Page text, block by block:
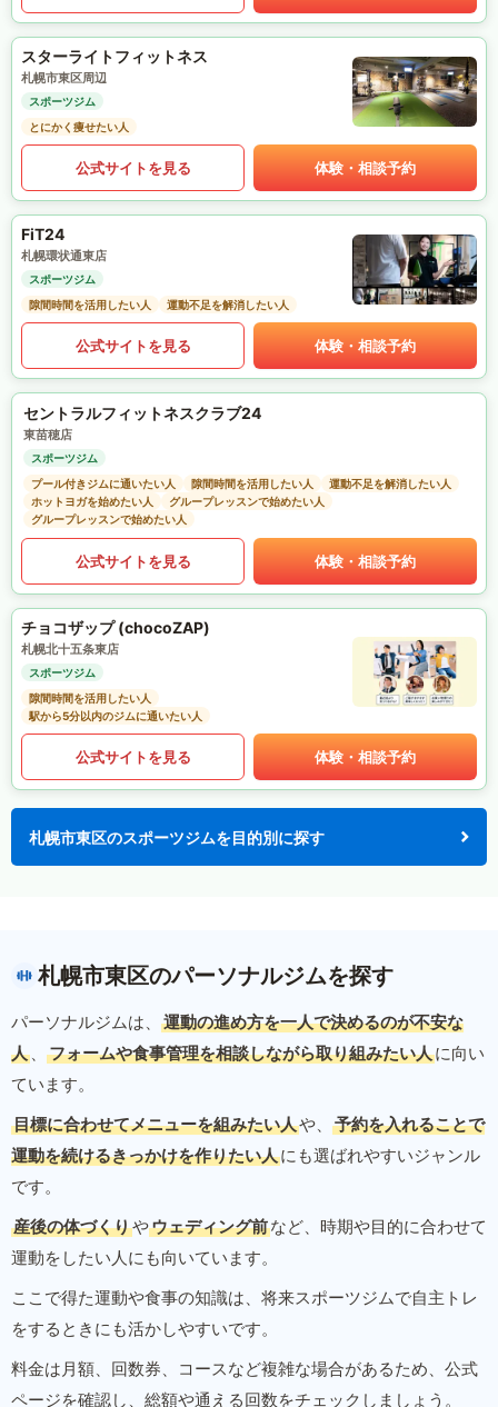
スターライトフィットネス
札幌市東区周辺
スポーツジム
とにかく痩せたい人
公式サイトを見る 体験・相談予約
FiT24
札幌環状通東店
スポーツジム
隙間時間を活用したい人
運動不足を解消したい人
公式サイトを見る 体験・相談予約
セントラルフィットネスクラブ24
東苗穂店
スポーツジム
プール付きジムに通いたい人
隙間時間を活用したい人
運動不足を解消したい人
ホットヨガを始めたい人
グループレッスンで始めたい人
グループレッスンで始めたい人
公式サイトを見る 体験・相談予約
チョコザップ (chocoZAP)
札幌北十五条東店
スポーツジム
隙間時間を活用したい人
駅から5分以内のジムに通いたい人
公式サイトを見る 体験・相談予約
札幌市東区のスポーツジムを目的別に探す
札幌市東区のパーソナルジムを探す
パーソナルジムは、
運動の進め方を一人で決めるのが不安な
人 、 フォームや食事管理を相談しながら取り組みたい人に向い
ています。
目標に合わせてメニューを組みたい人や、
予約を入れることで
運動を続けるきっかけを作りたい人にも選ばれやすいジャンル
です。
産後の体づくりやウェディング前など、時期や目的に合わせて
運動をしたい人にも向いています。
ここで得た運動や食事の知識は、将来スポーツジムで自主トレ
をするときにも活かしやすいです。
料金は月額、回数券、コースなど複雑な場合があるため、公式
ページを確認し、総額や通える回数をチェックしましょう。